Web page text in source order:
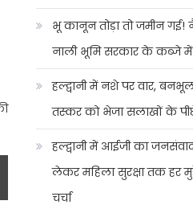
भू कानून तोड़ा तो जमीन गई!
नाली भूमि सरकार के कब्जे में
हल्द्वानी में नशे पर वार,
तस्कर को भेजा सलाखों के
हल्द्वानी में आईजी का
लेकर महिला सुरक्षा तक हर
चर्चा